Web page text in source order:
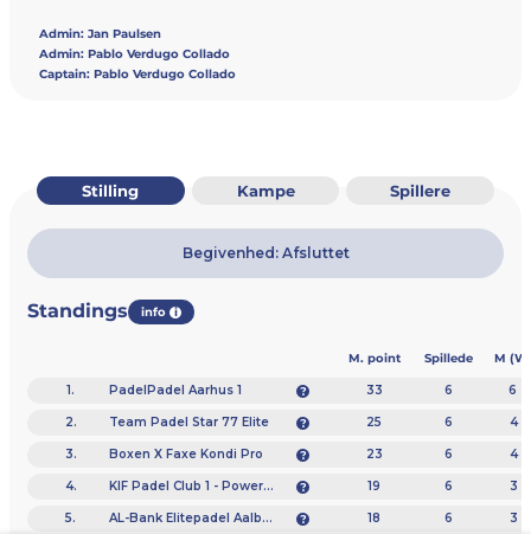
Admin: Jan Paulsen
Admin: Pablo Verdugo Collado
Captain: Pablo Verdugo Collado
Stilling Kampe Spillere
Begivenhed: Afsluttet
Standings info i
M. point Spillede M (W
1. PadelPadel Aarhus 1 33 6 6 -
2. Team Padel Star 77 Elite 25 6 4 -
3. Boxen X Faxe Kondi Pro 23 6 4 -
4. KIF Padel Club 1 - Powered by Head 19 6 3 -
5. AL-Bank Elitepadel Aalborg 18 6 3 -